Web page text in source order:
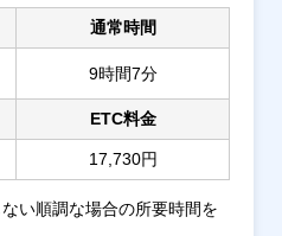
通常時間
9時間7分
ETC料金
17,730円
い順調な場合の所要時間を